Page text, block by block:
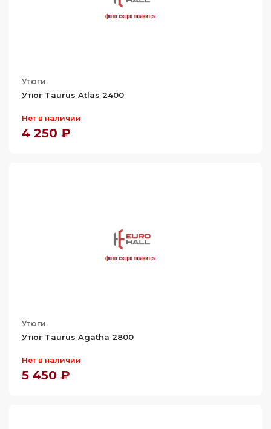
Утюги
Утюг Taurus Atlas 2400
Нет в наличии
4 250 ₽
Утюги
Утюг Taurus Agatha 2800
Нет в наличии
5 450 ₽